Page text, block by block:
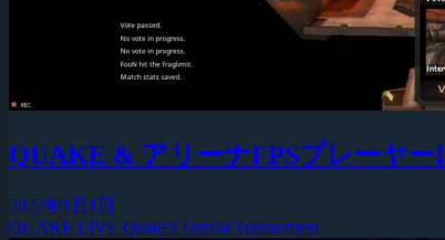
QUAKE & アリーナFPSプレーヤー
2022年1月1日
QUAKE LIVE Quake3 Unreal Tournament